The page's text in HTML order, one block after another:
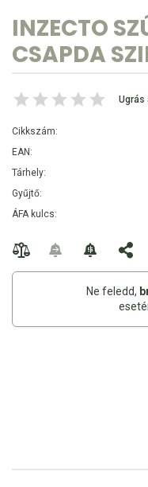
INZECTO
CSAPDA
Ugrás
Cikkszám:
EAN:
Tárhely:
Gyűjtő:
ÁFA kulcs:
Ne feledd,